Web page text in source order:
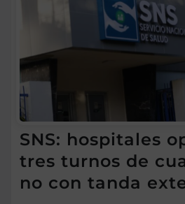
SNS: hospitales
tres turnos de
no con tanda